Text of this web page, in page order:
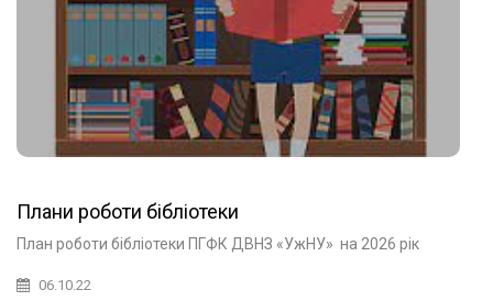
Плани роботи бібліотеки
План роботи бібліотеки ПГФК ДВНЗ «УжНУ» на 2026 рік
06.10.22